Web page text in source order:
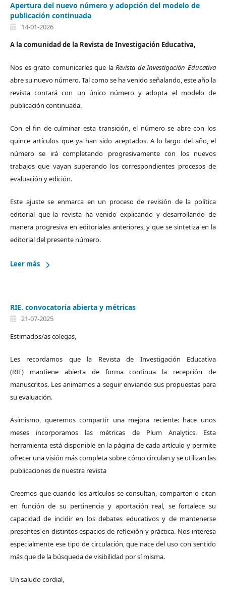
Apertura del nuevo número y adopción del modelo de
publicación continuada
14-01-2026
A la comunidad de la Revista de Investigación Educativa,
Nos es grato comunicarles que laRevista de Investigación Educativa
abre su nuevo número. Tal como se ha venido señalando, este año la
revista contará con un único número y adopta el modelo de
publicación continuada.
Con el fin de culminar esta transición, el número se abre con los
quince artículos que ya han sido aceptados. A lo largo del año, el
número se irá completando progresivamente con los nuevos
trabajos que vayan superando los correspondientes procesos de
evaluación y edición.
Este ajuste se enmarca en un proceso de revisión de la política
editorial que la revista ha venido explicando y desarrollando de
manera progresiva en editoriales anteriores, y que se sintetiza en la
editorial del presente número.
Leer más
RIE. convocatoria abierta y métricas
21-07-2025
Estimados/as colegas,
Les recordamos que la Revista de Investigación Educativa
(RIE) mantiene abierta de forma continua la recepción de
manuscritos. Les animamos a seguir enviando sus propuestas para
su evaluación.
Asimismo, queremos compartir una mejora reciente: hace unos
meses incorporamos las métricas de Plum Analytics. Esta
herramienta está disponible en la página de cada artículo y permite
ofrecer una visión más completa sobre cómo circulan y se utilizan las
publicaciones de nuestra revista
Creemos que cuando los artículos se consultan, comparten o citan
en función de su pertinencia y aportación real, se fortalece su
capacidad de incidir en los debates educativos y de mantenerse
presentes en distintos espacios de reflexión y práctica. Nos interesa
especialmente ese tipo de circulación, que nace del uso con sentido
más que de la búsqueda de visibilidad por sí misma.
Un saludo cordial,